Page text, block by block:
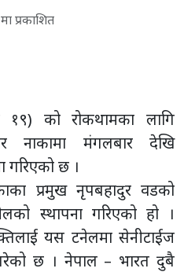
प्रकाशित
१९) को रोकथामका लागि
नाकामा मंगलबार देखि
गरिएको छ ।
प्रमुख नृपबहादुर वडको
स्थापना गरिएको हो ।
यस टनेलमा सेनीटाईज
गरेको छ । नेपाल – भारत दुबै